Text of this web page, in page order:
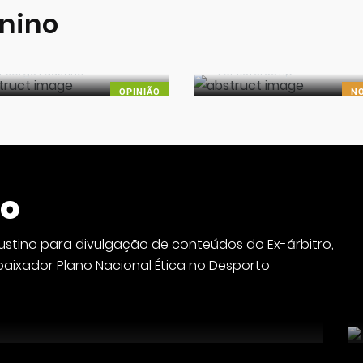
OPINIÃO
notícias no
Jorge Faustino Por RefereeTip
para divulgação de conteúdos do Ex-árbitro,
Plano Nacional Ética no Desporto